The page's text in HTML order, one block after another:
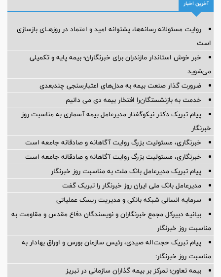
آخرین اخبار
روایت مسئولانه رسانه‌ها، پشتوانه امید و اعتماد در روزهــای بازسازی
است
خبر خوش استاندار مازندران برای خبرنگاران؛‌ بیمه پایه و ‌تکمیلی
می‌شوید
ضرورت گذار صنعت بیمه به مدل‌های اعتبارسنجی چندبعدی
خدمت به بازنشستگان‌را افتخار بیمه دی می دانیم
پیام تبریک دکتر نیکوگفتار مدیرعامل بیمه آسماری به مناسبت روز
خبرنگار
خبرنگاری، مسئولیت بزرگ روایت آگاهانه و صادقانه جامعه است
خبرنگاری، مسئولیت بزرگ روایت آگاهانه و صادقانه جامعه است
پیام تبریک مدیرعامل بانک ملت به مناسبت روز خبرنگار
مدیرعامل بانک ملی ایران روز خبرنگار را تبریک گفت
سرمایه انسانی شبکه بانکی و مدیریت ریسک عملیاتی
بیانیه دبیرکل مجمع خبرنگاران و نویسندگان دفاع مقدس و مقاومت به
مناسبت روز خبرنگار
پیام تبریک حجت‌اله صیدی، رئیس سازمان بورس و اوراق بهادار به
مناسبت روز خبرنگار:
بیمه تعاون؛ تمرکز بر بیمه گذاران سازمانی در تبریز